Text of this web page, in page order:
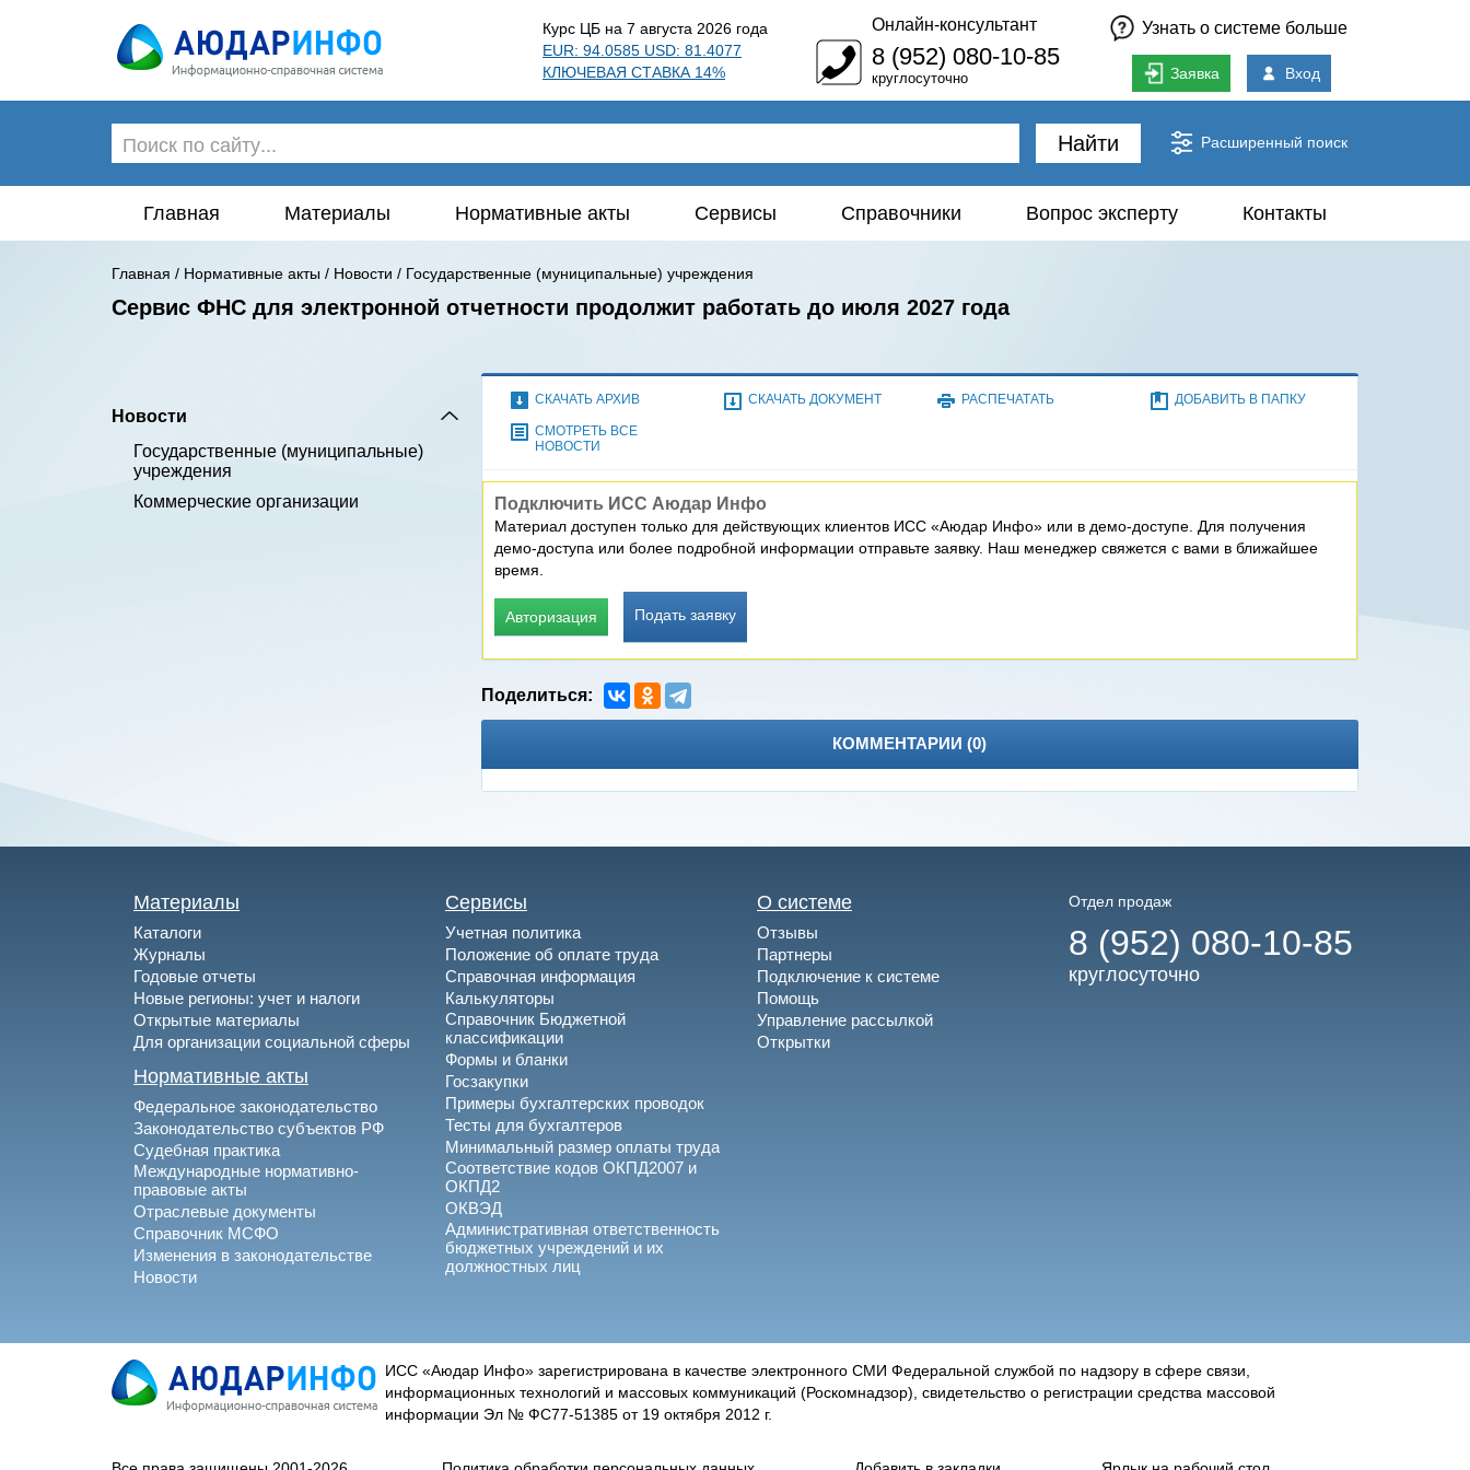
Курс ЦБ на 7 августа 2026 года
EUR: 94.0585 USD: 81.4077
КЛЮЧЕВАЯ СТАВКА 14%
Онлайн-консультант
8 (952) 080-10-85
круглосуточно
Узнать о системе больше
Заявка Вход
Найти Расширенный поиск
Главная Материалы Нормативные акты Сервисы Справочники Вопрос эксперту Контакты
Главная / Нормативные акты / Новости / Государственные (муниципальные) учреждения
Сервис ФНС для электронной отчетности продолжит работать до июля 2027 года
Новости
Государственные (муниципальные)
учреждения
Коммерческие организации
СКАЧАТЬ АРХИВ СКАЧАТЬ ДОКУМЕНТ РАСПЕЧАТАТЬ ДОБАВИТЬ В ПАПКУ
СМОТРЕТЬ ВСЕ
НОВОСТИ
Подключить ИСС Аюдар Инфо
Материал доступен только для действующих клиентов ИСС «Аюдар Инфо» или в демо-доступе. Для получения
демо-доступа или более подробной информации отправьте заявку. Наш менеджер свяжется с вами в ближайшее
время.
Авторизация Подать заявку
КОММЕНТАРИИ (0)
Материалы
Каталоги
Журналы
Годовые отчеты
Новые регионы: учет и налоги
Открытые материалы
Для организации социальной сферы
Нормативные акты
Федеральное законодательство
Законодательство субъектов РФ
Судебная практика
Международные нормативно-
правовые акты
Отраслевые документы
Справочник МСФО
Изменения в законодательстве
Новости
Сервисы
Учетная политика
Положение об оплате труда
Справочная информация
Калькуляторы
Справочник Бюджетной
классификации
Формы и бланки
Госзакупки
Примеры бухгалтерских проводок
Тесты для бухгалтеров
Минимальный размер оплаты труда
Соответствие кодов ОКПД2007 и
ОКПД2
ОКВЭД
Административная ответственность
бюджетных учреждений и их
должностных лиц
О системе
Отзывы
Партнеры
Подключение к системе
Помощь
Управление рассылкой
Открытки
Отдел продаж
8 (952) 080-10-85
круглосуточно
ИСС «Аюдар Инфо» зарегистрирована в качестве электронного СМИ Федеральной службой по надзору в сфере связи,
информационных технологий и массовых коммуникаций (Роскомнадзор), свидетельство о регистрации средства массовой
информации Эл № ФС77-51385 от 19 октября 2012 г.